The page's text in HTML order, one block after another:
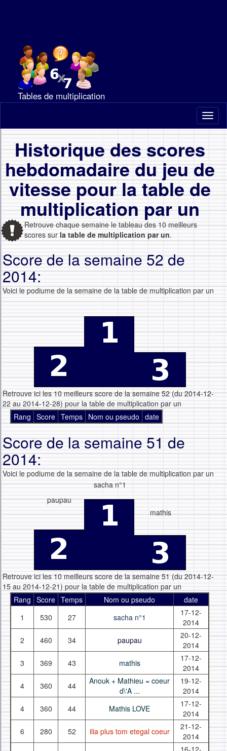
Tables de multiplication
Historique des scores
hebdomadaire du jeu de
vitesse pour la table de
multiplication par un
Retrouve chaque semaine le tableau des 10 meilleurs
scores sur la table de multiplication par un.
Score de la semaine 52 de
2014:
Voici le podiume de la semaine de la table de multiplication par un
Retrouve ici les 10 meilleurs score de la semaine 52 (du 2014-12-
22 au 2014-12-28) pour la table de multiplication par un
Rang Score Temps Nom ou pseudo date
Score de la semaine 51 de
2014:
Voici le podiume de la semaine de la table de multiplication par un
paupau
sacha n°1
mathis
Retrouve ici les 10 meilleurs score de la semaine 51 (du 2014-12-
15 au 2014-12-21) pour la table de multiplication par un
Rang Score Temps Nom ou pseudo
date
1
530 27 sacha n°1
17-12-
2014
2
460 34 paupau
20-12-
2014
3
369 43 mathis
17-12-
2014
4
360 44
Anouk + Mathieu = coeur
d\'A ...
19-12-
2014
4
360 44 Mathis LOVE
17-12-
2014
6
280 52 ilia plus tom etegal coeur
21-12-
2014
16-12-